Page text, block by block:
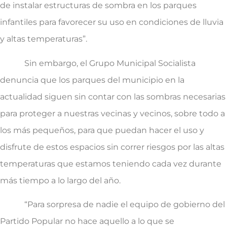
de instalar estructuras de sombra en los parques
infantiles para favorecer su uso en condiciones de lluvia
y altas temperaturas”.
Sin embargo, el Grupo Municipal Socialista
denuncia que los parques del municipio en la
actualidad siguen sin contar con las sombras necesarias
para proteger a nuestras vecinas y vecinos, sobre todo a
los más pequeños, para que puedan hacer el uso y
disfrute de estos espacios sin correr riesgos por las altas
temperaturas que estamos teniendo cada vez durante
más tiempo a lo largo del año.
“Para sorpresa de nadie el equipo de gobierno del
Partido Popular no hace aquello a lo que se